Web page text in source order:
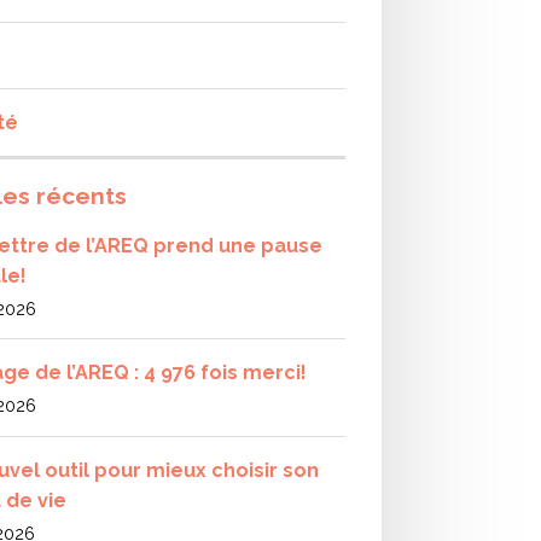
récents
de l’AREQ prend une pause
de l’AREQ : 4 976 fois merci!
outil pour mieux choisir son
de vie